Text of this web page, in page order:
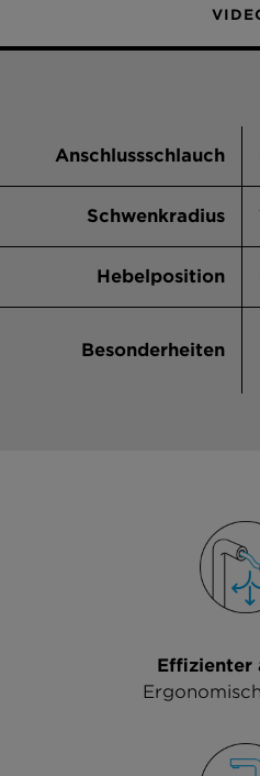
Anschlussschlauch
Schwenkradius
Hebelposition
Besonderheiten
Effizienter